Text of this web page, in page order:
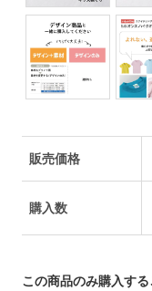
販売価格
購入数
この商品のみ購入す